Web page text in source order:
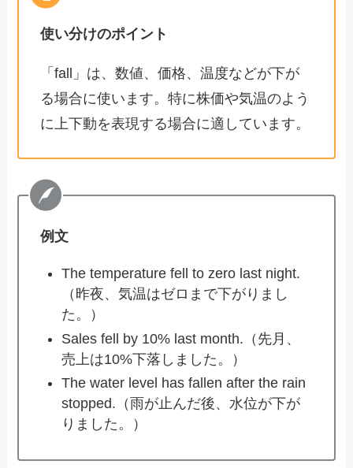
使い分けのポイント
「fall」は、数値、価格、温度などが下が
る場合に使います。特に株価や気温のよう
に上下動を表現する場合に適しています。
例文
The temperature fell to zero last night.
（昨夜、気温はゼロまで下がりまし
た。）
Sales fell by 10% last month.（先月、
売上は10%下落しました。）
The water level has fallen after the rain
stopped.（雨が止んだ後、水位が下が
りました。）